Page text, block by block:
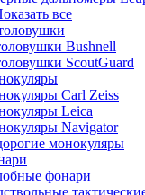
все
Bushnell
ScoutGuard
Carl Zeiss
Leica
Navigator
монокуляры
фонари